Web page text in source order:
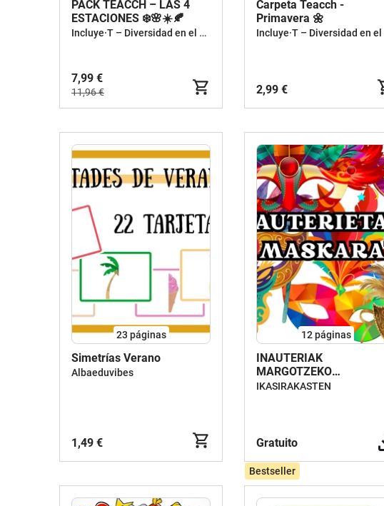
PACK TEACCH – LAS 4
ESTACIONES ❄️🌸☀️🍂
Incluye·T – Diversidad en el aula
7,99 €
11,96 €
Carpeta Teacch -
Primavera 🌼
2,99 €
23 páginas
Simetrías Verano
Albaeduvibes
1,49 €
12páginas
INAUTERIAK
MARGOTZEKO
MASKARAK (1)
IKASIRAKASTEN
Gratuito
Bestseller